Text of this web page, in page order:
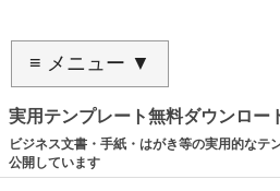
≡ メニュー ▼
実用テンプレート無料ダウンロー
ビジネス文書・手紙・はがき等の実用的な
公開しています